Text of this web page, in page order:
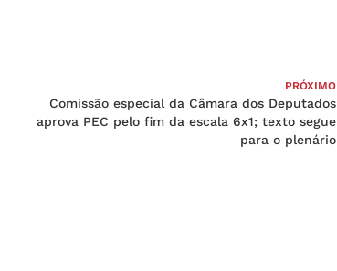
PRÓXIMO
Comissão especial da Câmara dos Deputados
aprova PEC pelo fim da escala 6x1; texto segue
para o plenário